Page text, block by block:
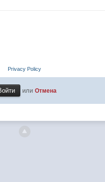
Privacy Policy
илиОтмена